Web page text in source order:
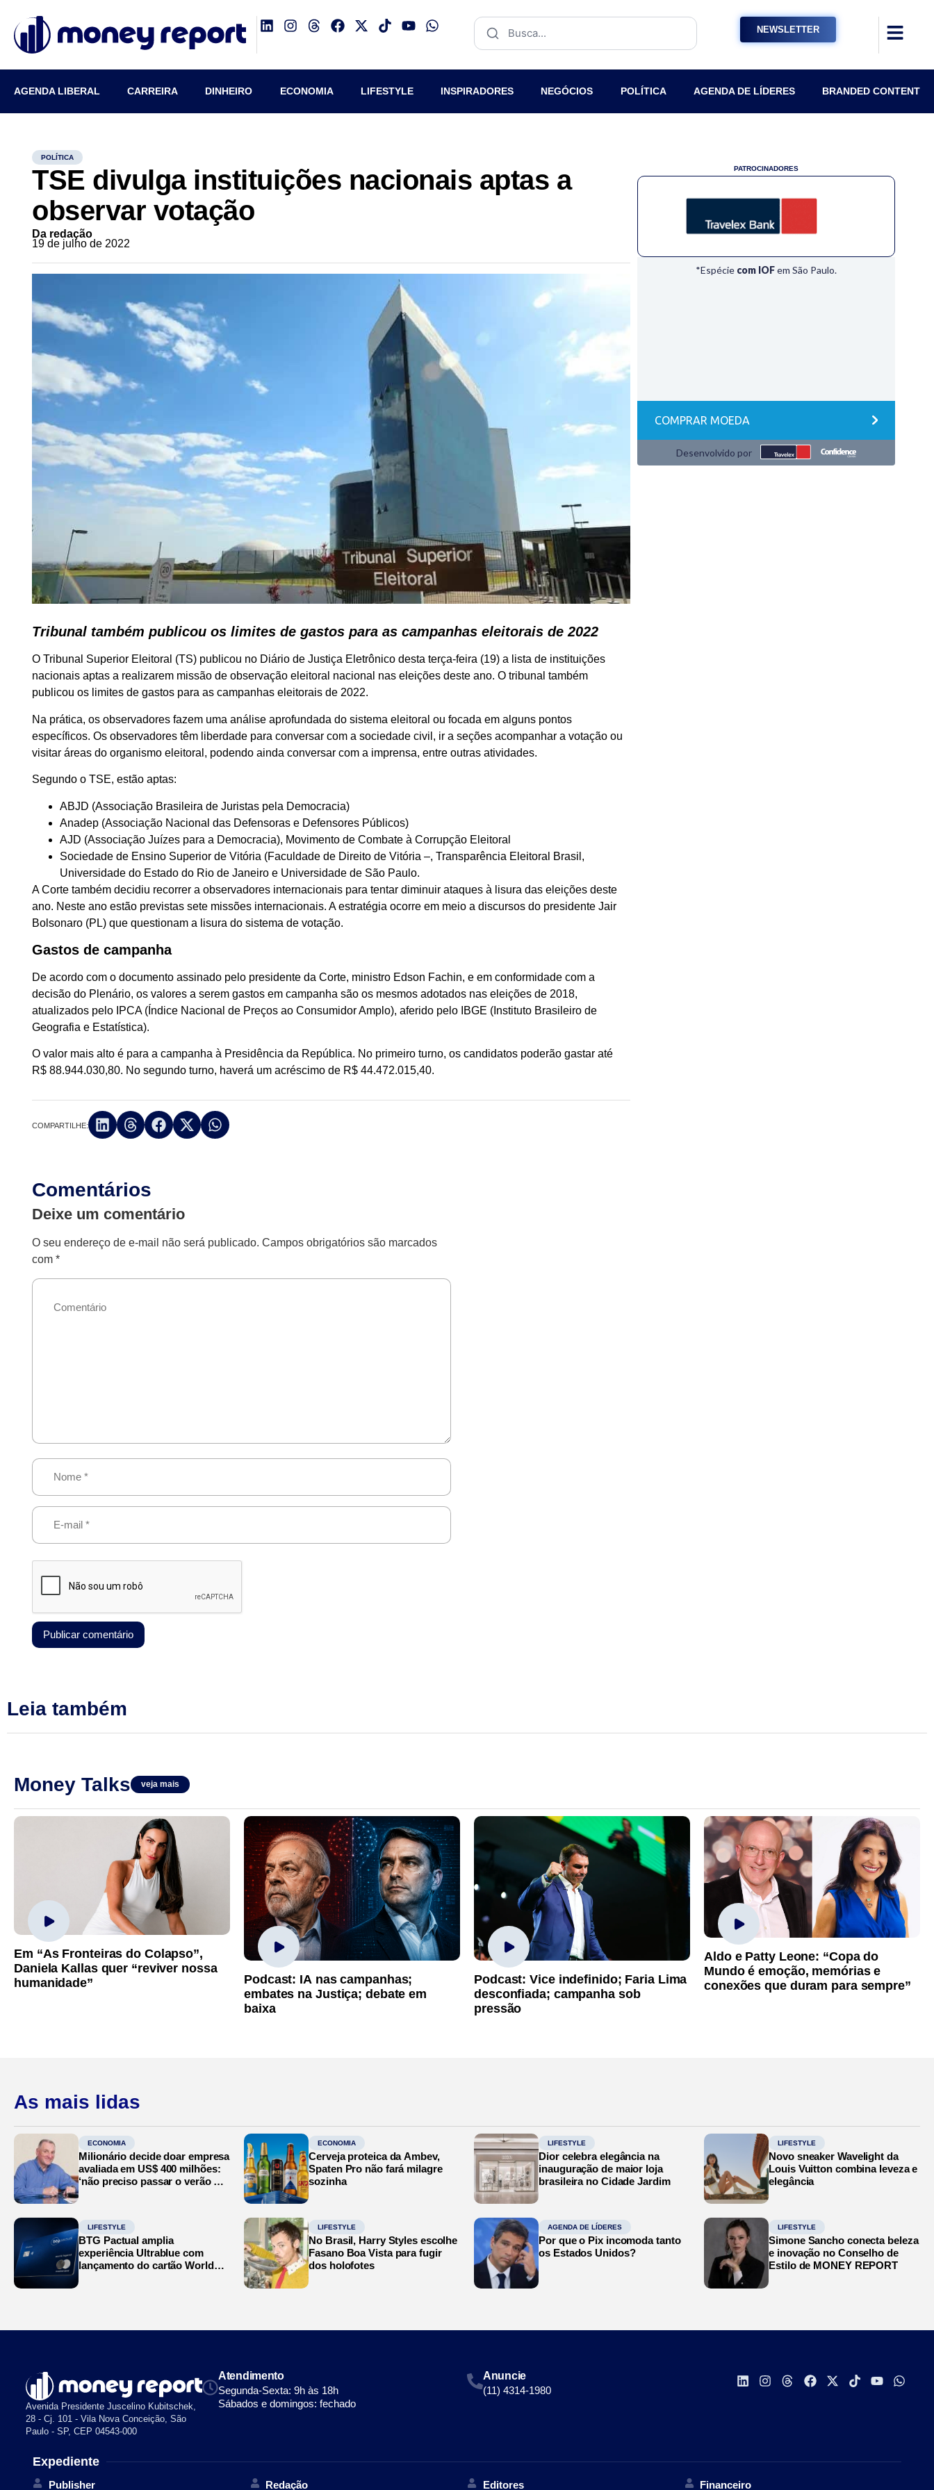
NEWSLETTER
AGENDA LIBERAL CARREIRA DINHEIRO ECONOMIA LIFESTYLE INSPIRADORES NEGÓCIOS POLÍTICA AGENDA DE LÍDERES BRANDED CONTENT
POLÍTICA
TSE divulga instituições nacionais aptas a
observar votação
Da redação
19 de julho de 2022
Tribunal também publicou os limites de gastos para as campanhas eleitorais de 2022
O Tribunal Superior Eleitoral (TS) publicou no Diário de Justiça Eletrônico desta terça-feira (19) a lista de instituições
nacionais aptas a realizarem missão de observação eleitoral nacional nas eleições deste ano. O tribunal também
publicou os limites de gastos para as campanhas eleitorais de 2022.
Na prática, os observadores fazem uma análise aprofundada do sistema eleitoral ou focada em alguns pontos
específicos. Os observadores têm liberdade para conversar com a sociedade civil, ir a seções acompanhar a votação ou
visitar áreas do organismo eleitoral, podendo ainda conversar com a imprensa, entre outras atividades.
Segundo o TSE, estão aptas:
ABJD (Associação Brasileira de Juristas pela Democracia)
Anadep (Associação Nacional das Defensoras e Defensores Públicos)
AJD (Associação Juízes para a Democracia), Movimento de Combate à Corrupção Eleitoral
Sociedade de Ensino Superior de Vitória (Faculdade de Direito de Vitória –, Transparência Eleitoral Brasil,
Universidade do Estado do Rio de Janeiro e Universidade de São Paulo.
A Corte também decidiu recorrer a observadores internacionais para tentar diminuir ataques à lisura das eleições deste
ano. Neste ano estão previstas sete missões internacionais. A estratégia ocorre em meio a discursos do presidente Jair
Bolsonaro (PL) que questionam a lisura do sistema de votação.
Gastos de campanha
De acordo com o documento assinado pelo presidente da Corte, ministro Edson Fachin, e em conformidade com a
decisão do Plenário, os valores a serem gastos em campanha são os mesmos adotados nas eleições de 2018,
atualizados pelo IPCA (Índice Nacional de Preços ao Consumidor Amplo), aferido pelo IBGE (Instituto Brasileiro de
Geografia e Estatística).
O valor mais alto é para a campanha à Presidência da República. No primeiro turno, os candidatos poderão gastar até
R$ 88.944.030,80. No segundo turno, haverá um acréscimo de R$ 44.472.015,40.
COMPARTILHE:
Comentários
Deixe um comentário
O seu endereço de e-mail não será publicado. Campos obrigatórios são marcados
com*
PATROCINADORES
Leia também
Money Talks veja mais
Em “As Fronteiras do Colapso”,
Daniela Kallas quer “reviver nossa
humanidade”
Podcast: IA nas campanhas;
embates na Justiça; debate em
baixa
Podcast: Vice indefinido; Faria Lima
desconfiada; campanha sob
pressão
Aldo e Patty Leone: “Copa do
Mundo é emoção, memórias e
conexões que duram para sempre”
As mais lidas
ECONOMIA
Milionário decide doar empresa
avaliada em US$ 400 milhões:
‘não preciso passar o verão no
ECONOMIA
Cerveja proteica da Ambev,
Spaten Pro não fará milagre
sozinha
LIFESTYLE
Dior celebra elegância na
inauguração de maior loja
brasileira no Cidade Jardim
LIFESTYLE
Novo sneaker Wavelight da
Louis Vuitton combina leveza e
elegância
LIFESTYLE
BTG Pactual amplia
experiência Ultrablue com
lançamento do cartão World
LIFESTYLE
No Brasil, Harry Styles escolhe
Fasano Boa Vista para fugir
dos holofotes
AGENDA DE LÍDERES
Por que o Pix incomoda tanto
os Estados Unidos?
LIFESTYLE
Simone Sancho conecta beleza
e inovação no Conselho de
Estilo de MONEY REPORT
Avenida Presidente Juscelino Kubitschek,
28 - Cj. 101 - Vila Nova Conceição, São
Paulo - SP, CEP 04543-000
Atendimento
Segunda-Sexta: 9h às 18h
Sábados e domingos: fechado
Anuncie
(11) 4314-1980
Expediente
Publisher Redação Editores Financeiro